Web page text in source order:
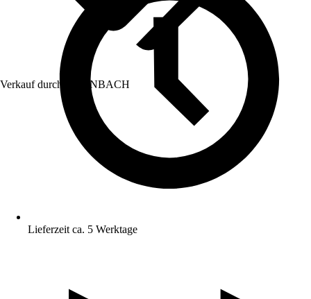
Verkauf durch: HORNBACH
Lieferzeit ca. 5 Werktage